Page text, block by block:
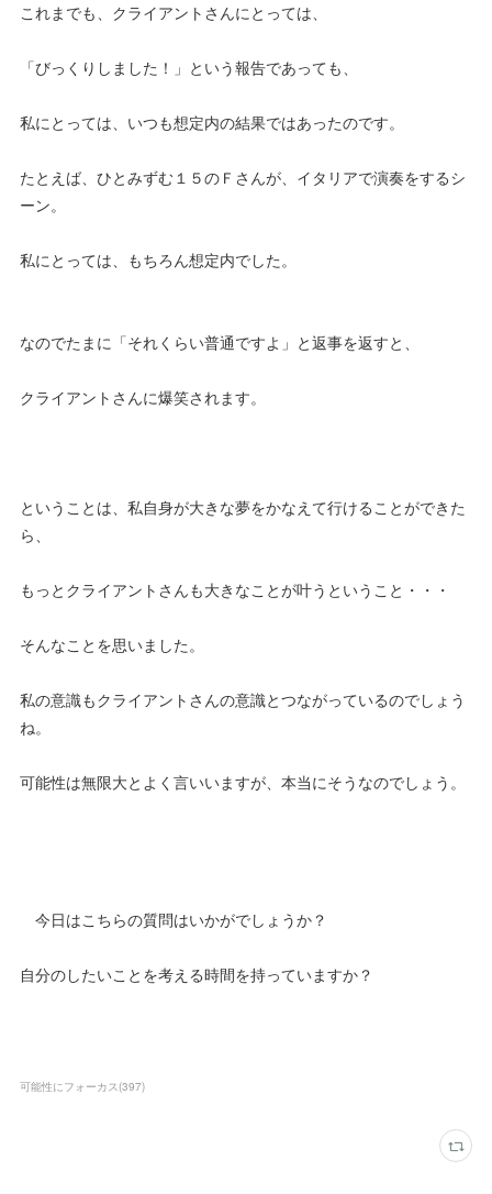
これまでも、クライアントさんにとっては、
「びっくりしました！」という報告であっても、
私にとっては、いつも想定内の結果ではあったのです。
たとえば、ひとみずむ１５のＦさんが、イタリアで演奏をするシ
ーン。
私にとっては、もちろん想定内でした。
なのでたまに「それくらい普通ですよ」と返事を返すと、
クライアントさんに爆笑されます。
ということは、私自身が大きな夢をかなえて行けることができた
ら、
もっとクライアントさんも大きなことが叶うということ・・・
そんなことを思いました。
私の意識もクライアントさんの意識とつながっているのでしょう
ね。
可能性は無限大とよく言いいますが、本当にそうなのでしょう。
今日はこちらの質問はいかがでしょうか？
自分のしたいことを考える時間を持っていますか？
可能性にフォーカス(397)